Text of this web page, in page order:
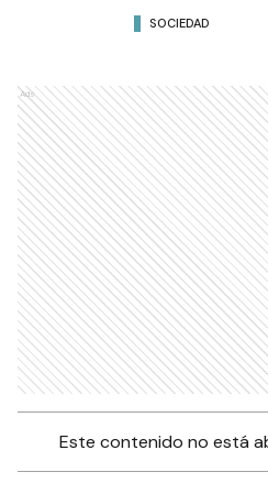
SOCIEDAD
Ads
Este contenido no está